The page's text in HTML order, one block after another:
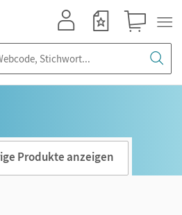
Produkte anzeigen